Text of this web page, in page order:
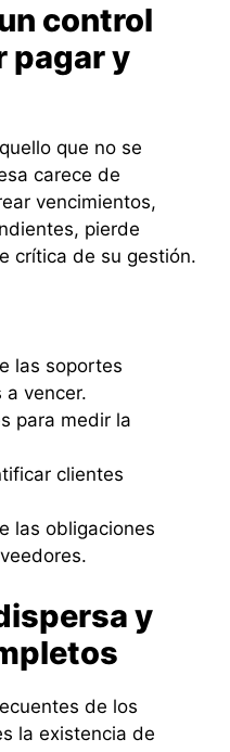
control
pagar y
que no se
carece de
vencimientos,
pierde
crítica de su gestión.
las soportes
a vencer.
para medir la
clientes
las obligaciones
y
de los
la existencia de